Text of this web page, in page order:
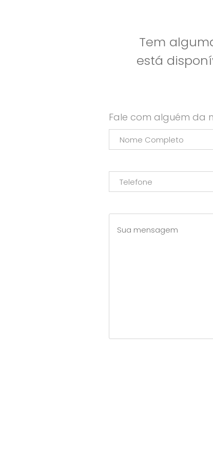
Tem
está
Fale com alguém da